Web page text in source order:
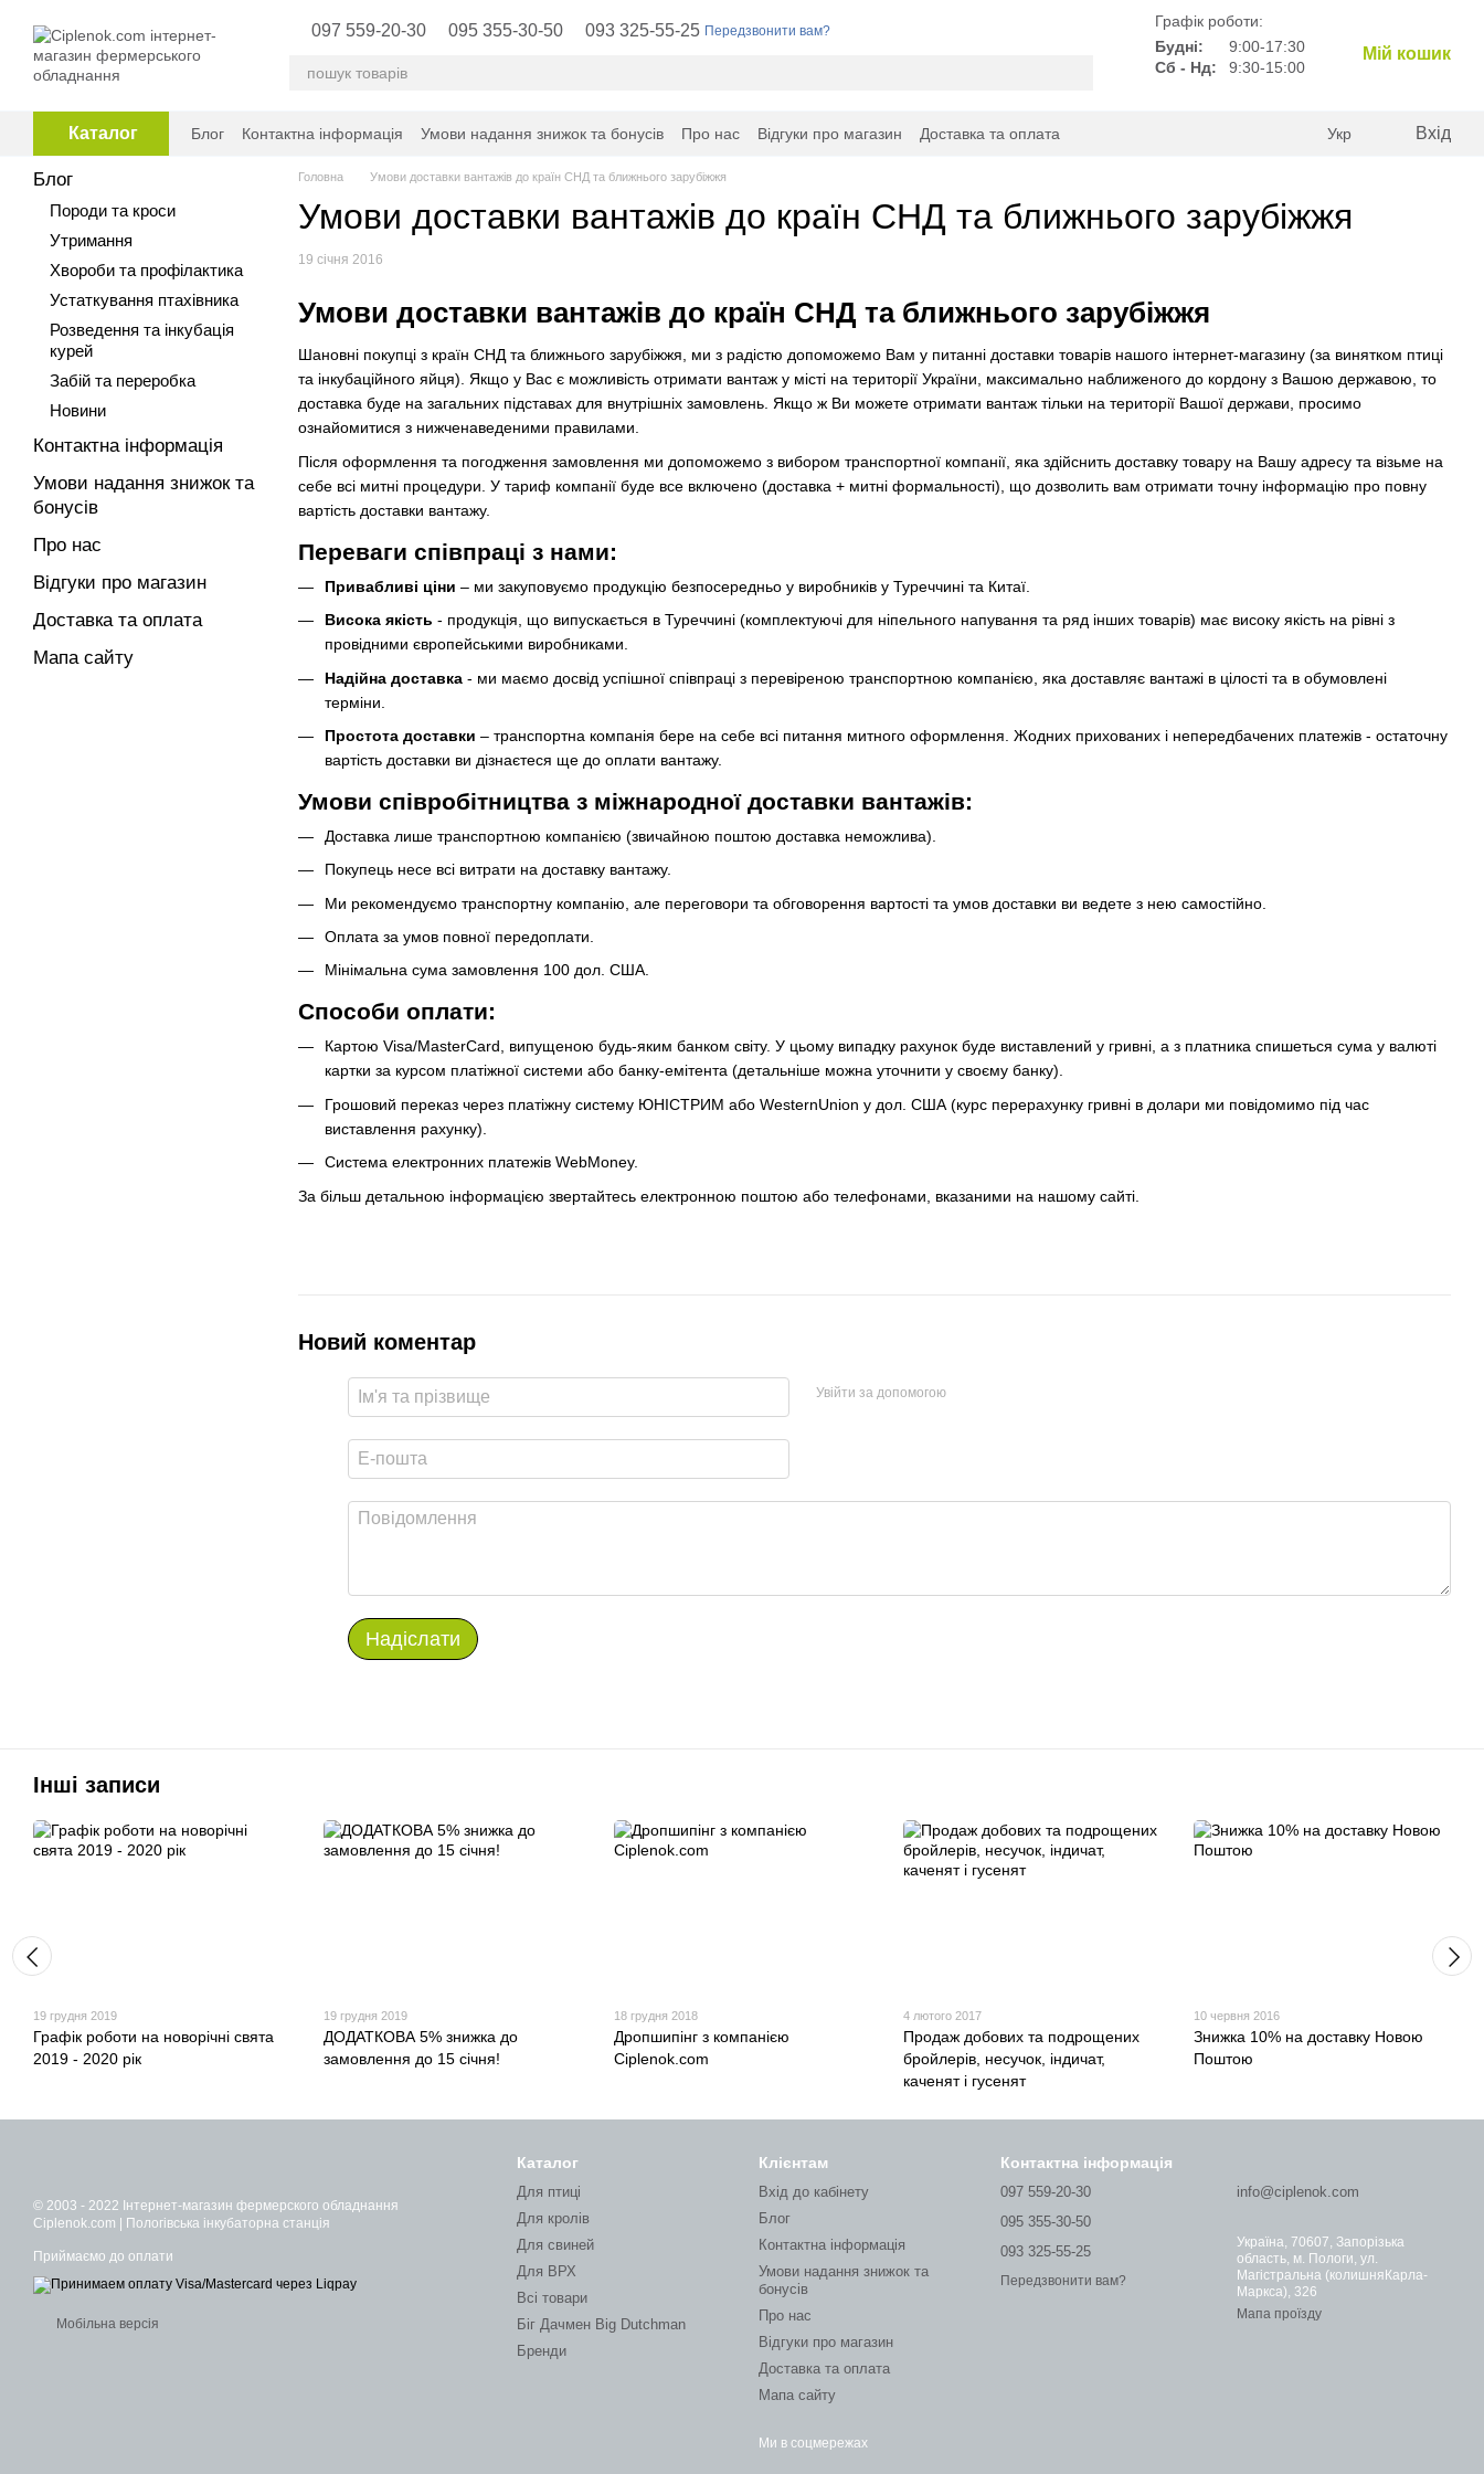
097 559-20-30 095 355-30-50 093 325-55-25 Передзвонити вам?
Графік роботи:
Будні:
9:00-17:30
Сб - Нд:
9:30-15:00
Мій кошик
Каталог Блог Контактна інформація Умови надання знижок та бонусів Про нас Відгуки про магазин Доставка та оплата Укр Вхід
Головна Умови доставки вантажів до країн СНД та ближнього зарубіжжя
Умови доставки вантажів до країн СНД та ближнього зарубіжжя
19 січня 2016
Умови доставки вантажів до країн СНД та ближнього зарубіжжя
Шановні покупці з країн СНД та ближнього зарубіжжя, ми з радістю допоможемо Вам у питанні доставки товарів нашого інтернет-магазину (за винятком птиці
та інкубаційного яйця). Якщо у Вас є можливість отримати вантаж у місті на території України, максимально наближеного до кордону з Вашою державою, то
доставка буде на загальних підставах для внутрішніх замовлень. Якщо ж Ви можете отримати вантаж тільки на території Вашої держави, просимо
ознайомитися з нижченаведеними правилами.
Після оформлення та погодження замовлення ми допоможемо з вибором транспортної компанії, яка здійснить доставку товару на Вашу адресу та візьме на
себе всі митні процедури. У тариф компанії буде все включено (доставка + митні формальності), що дозволить вам отримати точну інформацію про повну
вартість доставки вантажу.
Переваги співпраці з нами:
Привабливі ціни – ми закуповуємо продукцію безпосередньо у виробників у Туреччині та Китаї.
Висока якість - продукція, що випускається в Туреччині (комплектуючі для ніпельного напування та ряд інших товарів) має високу якість на рівні з
провідними європейськими виробниками.
Надійна доставка - ми маємо досвід успішної співпраці з перевіреною транспортною компанією, яка доставляє вантажі в цілості та в обумовлені
терміни.
Простота доставки – транспортна компанія бере на себе всі питання митного оформлення. Жодних прихованих і непередбачених платежів - остаточну
вартість доставки ви дізнаєтеся ще до оплати вантажу.
Умови співробітництва з міжнародної доставки вантажів:
Доставка лише транспортною компанією (звичайною поштою доставка неможлива).
Покупець несе всі витрати на доставку вантажу.
Ми рекомендуємо транспортну компанію, але переговори та обговорення вартості та умов доставки ви ведете з нею самостійно.
Оплата за умов повної передоплати.
Мінімальна сума замовлення 100 дол. США.
Способи оплати:
Картою Visa/MasterCard, випущеною будь-яким банком світу. У цьому випадку рахунок буде виставлений у гривні, а з платника спишеться сума у ​​валюті
картки за курсом платіжної системи або банку-емітента (детальніше можна уточнити у своєму банку).
Грошовий переказ через платіжну систему ЮНІСТРИМ або WesternUnion у дол. США (курс перерахунку гривні в долари ми повідомимо під час
виставлення рахунку).
Система електронних платежів WebMoney.
За більш детальною інформацією звертайтесь електронною поштою або телефонами, вказаними на нашому сайті.
Новий коментар
Увійти за допомогою
Надіслати
Блог
Породи та кроси
Утримання
Хвороби та профілактика
Устаткування птахівника
Розведення та інкубація
курей
Забій та переробка
Новини
Контактна інформація
Умови надання знижок та
бонусів
Про нас
Відгуки про магазин
Доставка та оплата
Мапа сайту
Інші записи
19 грудня 2019
Графік роботи на новорічні свята
2019 - 2020 рік
19 грудня 2019
ДОДАТКОВА 5% знижка до
замовлення до 15 січня!
18 грудня 2018
Дропшипінг з компанією
Ciplenok.com
4 лютого 2017
Продаж добових та подрощених
бройлерів, несучок, індичат,
каченят і гусенят
10 червня 2016
Знижка 10% на доставку Новою
Поштою
© 2003 - 2022 Інтернет-магазин фермерского обладнання
Ciplenok.com | Пологівська інкубаторна станція
Приймаємо до оплати
Мобільна версія
Каталог
Для птиці
Для кролів
Для свиней
Для ВРХ
Всі товари
Біг Дачмен Big Dutchman
Бренди
Клієнтам
Вхід до кабінету
Блог
Контактна інформація
Умови надання знижок та
бонусів
Про нас
Відгуки про магазин
Доставка та оплата
Мапа сайту
Ми в соцмережах
Контактна інформація
097 559-20-30
095 355-30-50
093 325-55-25
Передзвонити вам?
info@ciplenok.com
Україна, 70607, Запорізька
область, м. Пологи, ул.
Магістральна (колишняКарла-
Маркса), 326
Мапа проїзду